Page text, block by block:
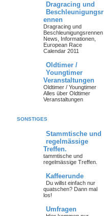
Dragracing und
Beschleunigungsr
ennen
Dragracing und
Beschleunigungsrennen
News, Informationen,
European Race
Calendar 2011
Oldtimer /
Youngtimer
Veranstaltungen
Oldtimer / Youngtimer
Alles über Oldtimer
Veranstaltungen
SONSTIGES
Stammtische und
regelmässige
Treffen.
tammtische und
regelmässige Treffen.
Kaffeerunde
Du willst einfach nur
quatschen? Dann mal
los!
Umfragen